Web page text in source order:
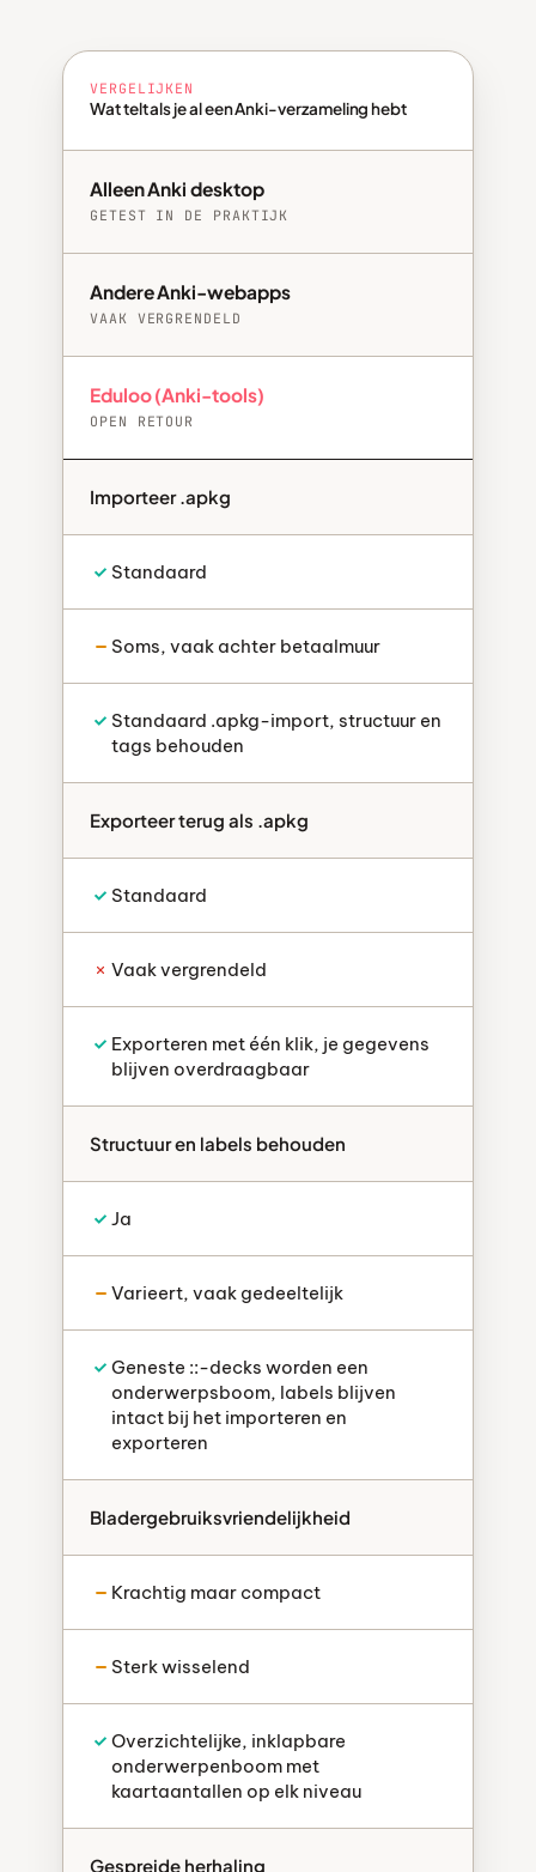
VERGELIJKEN
Wat telt als je al een Anki-verzameling hebt
Alleen Anki desktop
GETEST IN DE PRAKTIJK
Andere Anki-webapps
VAAK VERGRENDELD
Eduloo (Anki-tools)
OPEN RETOUR
Importeer .apkg
Standaard
Soms, vaak achter betaalmuur
Standaard .apkg-import, structuur en
tags behouden
Exporteer terug als .apkg
Standaard
Vaak vergrendeld
Exporteren met één klik, je gegevens
blijven overdraagbaar
Structuur en labels behouden
Ja
Varieert, vaak gedeeltelijk
Geneste ::-decks worden een
onderwerpsboom, labels blijven
intact bij het importeren en
exporteren
Bladergebruiksvriendelijkheid
Krachtig maar compact
Sterk wisselend
Overzichtelijke, inklapbare
onderwerpenboom met
kaartaantallen op elk niveau
Gespreide herhaling